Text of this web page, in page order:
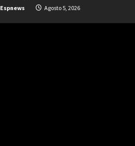
Espnews Agosto 5, 2026